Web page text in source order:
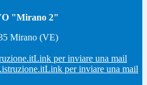
"Mirano 2"
Mirano (VE)
Link per inviare una mail
Link per inviare una mail